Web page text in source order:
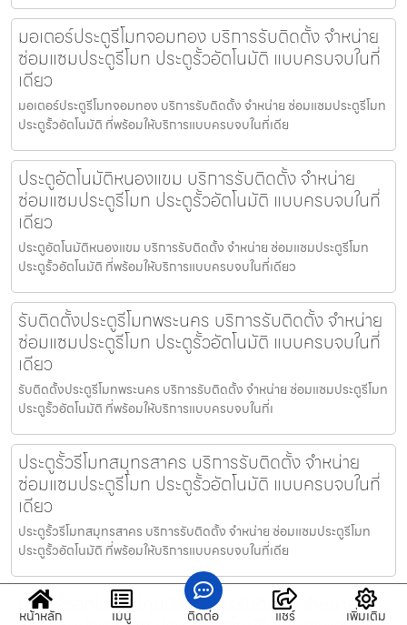
มอเตอร์ประตูรีโมทจอมทอง บริการรับติดตั้ง จำหน่าย
ซ่อมแซมประตูรีโมท ประตูรั้วอัตโนมัติ แบบครบจบในที่
เดียว
มอเตอร์ประตูรีโมทจอมทอง บริการรับติดตั้ง จำหน่าย ซ่อมแซมประตูรีโมท
ประตูรั้วอัตโนมัติ ที่พร้อมให้บริการแบบครบจบในที่เดีย
ประตูอัตโนมัติหนองแขม บริการรับติดตั้ง จำหน่าย
ซ่อมแซมประตูรีโมท ประตูรั้วอัตโนมัติ แบบครบจบในที่
เดียว
ประตูอัตโนมัติหนองแขม บริการรับติดตั้ง จำหน่าย ซ่อมแซมประตูรีโมท
ประตูรั้วอัตโนมัติ ที่พร้อมให้บริการแบบครบจบในที่เดียว
รับติดตั้งประตูรีโมทพระนคร บริการรับติดตั้ง จำหน่าย
ซ่อมแซมประตูรีโมท ประตูรั้วอัตโนมัติ แบบครบจบในที่
เดียว
รับติดตั้งประตูรีโมทพระนคร บริการรับติดตั้ง จำหน่าย ซ่อมแซมประตูรีโมท
ประตูรั้วอัตโนมัติ ที่พร้อมให้บริการแบบครบจบในที่เ
ประตูรั้วรีโมทสมุทรสาคร บริการรับติดตั้ง จำหน่าย
ซ่อมแซมประตูรีโมท ประตูรั้วอัตโนมัติ แบบครบจบในที่
เดียว
ประตูรั้วรีโมทสมุทรสาคร บริการรับติดตั้ง จำหน่าย ซ่อมแซมประตูรีโมท
ประตูรั้วอัตโนมัติ ที่พร้อมให้บริการแบบครบจบในที่เดีย
ประตูรั้วอัตโนมัติปทุมวัน บริการรับติดตั้ง จำหน่าย
หน้าหลัก เมนู ติดต่อ แชร์ เพิ่มเติม